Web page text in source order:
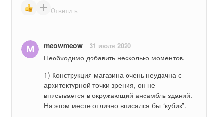
Ответить
meowmeow 31 июля 2020
Необходимо добавить несколько моментов.
1) Конструкция магазина очень неудачна с
архитектурной точки зрения, он не
вписывается в окружающий ансамбль зданий.
На этом месте отлично вписался бы “кубик”.